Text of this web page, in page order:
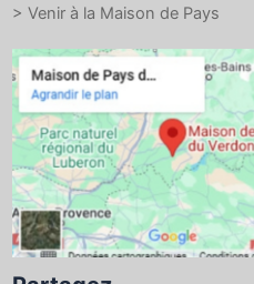
> Venir à la Maison de Pays